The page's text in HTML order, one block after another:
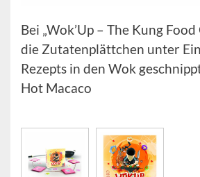
Bei „Wok’Up – The Kung Food
die Zutatenplättchen unter
Rezepts in den Wok
Hot Macaco